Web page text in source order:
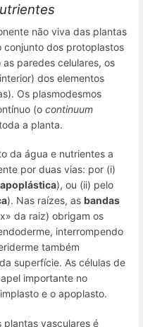
não viva das plantas
conjunto dos protoplastos
as paredes celulares, os
dos elementos
Os plasmodesmos
(o continuum
a planta.
da água e nutrientes a
por duas vias: por (i)
), ou (ii) pelo
). Nas raízes, as bandas
da raiz) obrigam os
interrompendo
também
superfície. As células de
importante no
e o apoplasto.
plantas vasculares é